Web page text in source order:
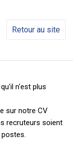
Retour au site
n'est plus
sur notre CV
recruteurs soient